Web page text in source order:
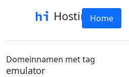
HostinfoHome
Domeinnamen met tag
emulator